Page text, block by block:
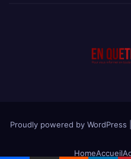
Proudly powered by WordPress
HomeAccueil